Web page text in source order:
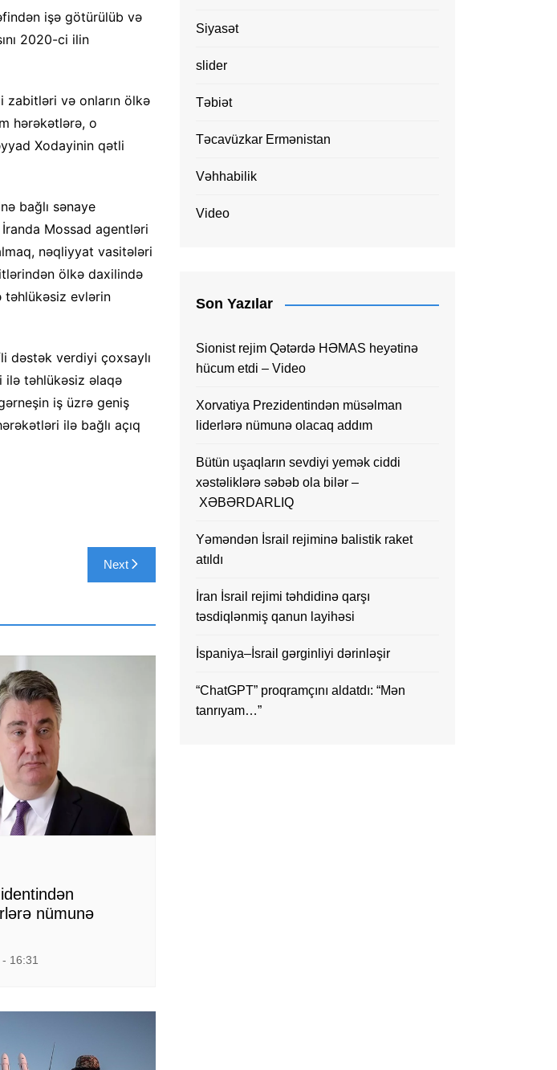
işə götürülüb və
2020-ci ilin
və onların ölkə
hərəkətlərə, o
Xodayinin qətli
bağlı sənaye
Mossad agentləri
nəqliyyat vasitələri
ölkə daxilində
təhlükəsiz evlərin
dəstək verdiyi çoxsaylı
ilə təhlükəsiz əlaqə
iş üzrə geniş
ilə bağlı açıq
Next
nümunə
16:31
Siyasət
slider
Təbiət
Təcavüzkar Ermənistan
Vəhhabilik
Video
Son Yazılar
Sionist rejim Qətərdə HƏMAS heyətinə
hücum etdi – Video
Xorvatiya Prezidentindən müsəlman
liderlərə nümunə olacaq addım
Bütün uşaqların sevdiyi yemək ciddi
xəstəliklərə səbəb ola bilər –
XƏBƏRDARLIQ
Yəməndən İsrail rejiminə balistik raket
atıldı
İran İsrail rejimi təhdidinə qarşı
təsdiqlənmiş qanun layihəsi
İspaniya–İsrail gərginliyi dərinləşir
“ChatGPT” proqramçını aldatdı: “Mən
tanrıyam…”